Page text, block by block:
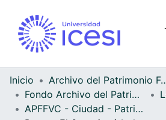
Inicio
Archivo del Patrimonio
Fondo Archivo del Patrimonio Fotográfico y Fílmico del Valle del Cauca
APFFVC - Ciudad - Patrimonial